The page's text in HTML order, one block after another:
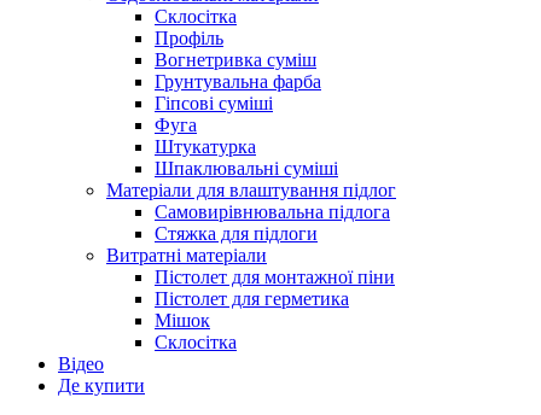
Склосітка
Профіль
Вогнетривка суміш
Грунтувальна фарба
Гіпсові суміші
Фуга
Штукатурка
Шпаклювальні суміші
Матеріали для влаштування підлог
Самовирівнювальна підлога
Стяжка для підлоги
Витратні матеріали
Пістолет для монтажної піни
Пістолет для герметика
Мішок
Склосітка
Відео
Де купити